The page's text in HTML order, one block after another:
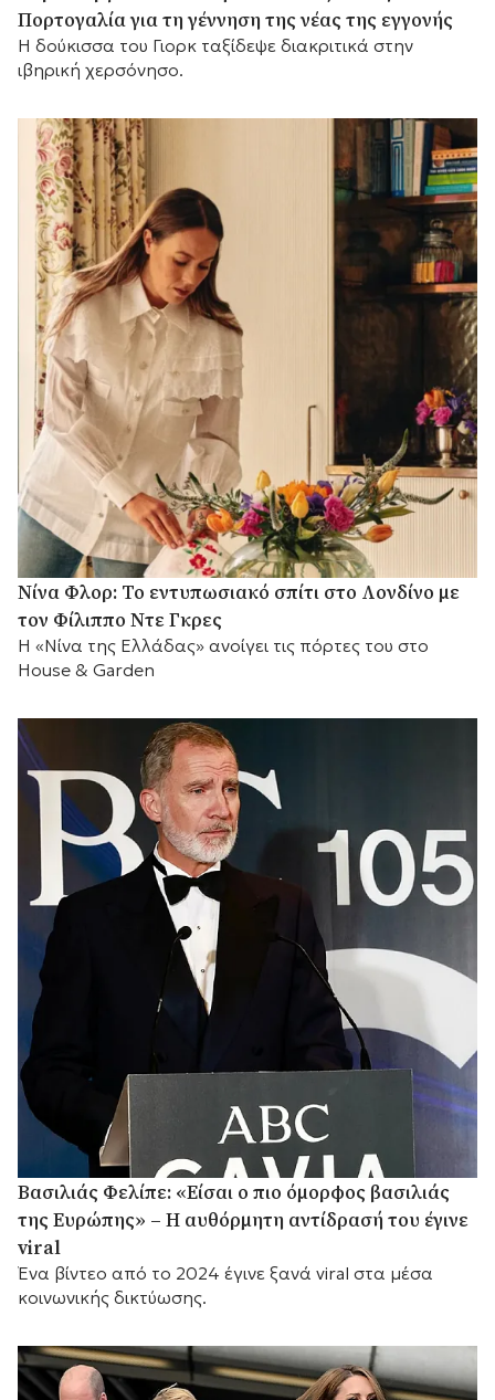
Πορτογαλία για τη γέννηση της νέας της εγγονής
Η δούκισσα του Γιορκ ταξίδεψε διακριτικά στην
ιβηρική χερσόνησο.
Νίνα Φλορ: Το εντυπωσιακό σπίτι στο Λονδίνο με
τον Φίλιππο Ντε Γκρες
Η «Νίνα της Ελλάδας» ανοίγει τις πόρτες του στο
House & Garden
Βασιλιάς Φελίπε: «Είσαι ο πιο όμορφος βασιλιάς
της Ευρώπης» – Η αυθόρμητη αντίδρασή του έγινε
viral
Ένα βίντεο από το 2024 έγινε ξανά viral στα μέσα
κοινωνικής δικτύωσης.